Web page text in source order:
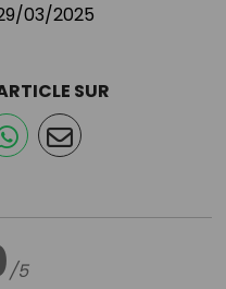
03/2025
/5
SUR